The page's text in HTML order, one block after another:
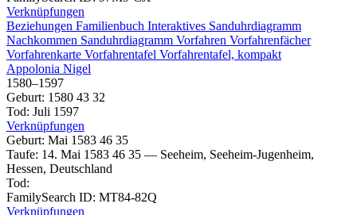
Verknüpfungen
Beziehungen Familienbuch Interaktives Sanduhrdiagramm
Nachkommen Sanduhrdiagramm Vorfahren Vorfahrenfächer
Vorfahrenkarte Vorfahrentafel Vorfahrentafel, kompakt
Appolonia Nigel
1580–1597
Geburt: 1580 43 32
Tod: Juli 1597
Verknüpfungen
Geburt: Mai 1583 46 35
Taufe: 14. Mai 1583 46 35 — Seeheim, Seeheim-Jugenheim,
Hessen, Deutschland
Tod:
FamilySearch ID: MT84-82Q
Verknüpfungen